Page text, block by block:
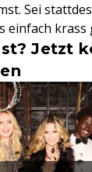
Sei
einfach krass
Jetzt